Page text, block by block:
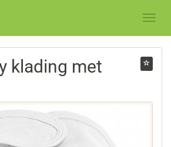
klading met